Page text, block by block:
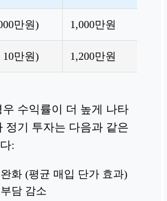
만원) 1,000만원
만원) 1,200만원
수익률이 더 높게 나타
정기 투자는 다음과 같은
:
화 (평균 매입 단가 효과)
담 감소